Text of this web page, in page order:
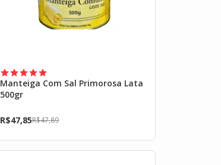
Manteiga Com Sal Primorosa Lata
500gr
R$47,89
R$47,85